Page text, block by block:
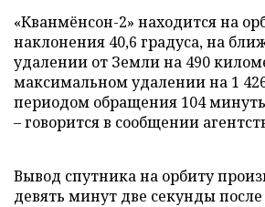
«Кванмёнсон-2» находится на
наклонения 40,6 градуса, на
удалении от Земли на 490
максимальном удалении на 1
периодом обращения 104
– говорится в сообщении
Вывод спутника на орбиту
девять минут две секунды после